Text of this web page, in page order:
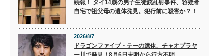
続報！ タイ14歳の男子生徒銃乱射事件、容疑者
自宅で祖父母の遺体発見。犯行前に殺害か？！
2026/8/7
ドラゴンファイブ・テーの遺体、チャオプラヤ